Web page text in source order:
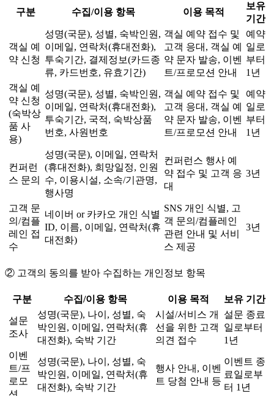
구분 수집/이용 항목 이용 목적
보유
기간
객실 예
약 신청
성명(국문), 성별, 숙박인원,
이메일, 연락처(휴대전화),
투숙기간, 결제정보(카드종
류, 카드번호, 유효기간)
객실 예약 접수 및
고객 응대, 객실 예
약 문자 발송, 이벤
트/프로모션 안내
예약
일로
부터
1년
객실 예
약 신청
(숙박상
품 사
용)
성명(국문), 성별, 숙박인원,
이메일, 연락처(휴대전화),
투숙기간, 국적, 숙박상품
번호, 사원번호
객실 예약 접수 및
고객 응대, 객실 예
약 문자 발송, 이벤
트/프로모션 안내
예약
일로
부터
1년
컨퍼런
스 문의
성명(국문), 이메일, 연락처
(휴대전화), 희망일정, 인원
수, 이용시설, 소속/기관명,
행사명
컨퍼런스 행사 예
약 접수 및 고객 응
대
3년
고객 문
의/컴플
레인 접
수
네이버 or 카카오 개인 식별
ID, 이름, 이메일, 연락처(휴
대전화)
SNS 개인 식별, 고
객 문의/컴플레인
관련 안내 및 서비
스 제공
3년
② 고객의 동의를 받아 수집하는 개인정보 항목
구분 수집/이용 항목 이용 목적 보유 기간
설문
조사
성명(국문), 나이, 성별, 숙
박인원, 이메일, 연락처(휴
대전화), 숙박 기간
시설/서비스 개
선을 위한 고객
의견 접수
설문 종료
일로부터
1년
이벤
트/프
로모
성명(국문), 나이, 성별, 숙
박인원, 이메일, 연락처(휴
대전화), 숙박 기간
행사 안내, 이벤
트 당첨 안내 등
이벤트 종
료일로부
터 1년